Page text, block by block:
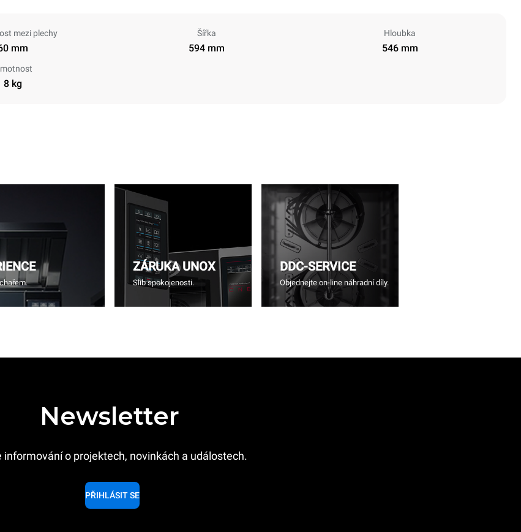
mezi plechy
mm
Šířka
594 mm
Hloubka
546 mm
8 kg
ZÁRUKA UNOX
Slib spokojenosti.
DDC-SERVICE
Objednejte on-line náhradní díly.
Newsletter
informování o projektech, novinkách a událostech.
PŘIHLÁSIT SE